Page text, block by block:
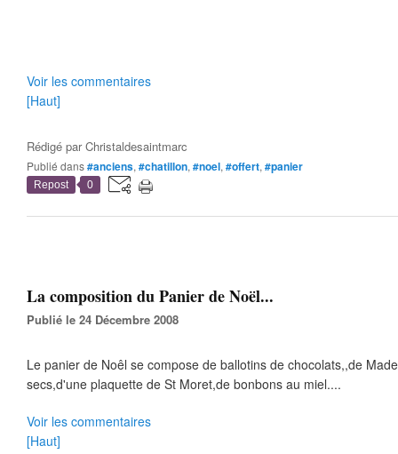
Voir les commentaires
[Haut]
Rédigé parChristaldesaintmarc
Publié dans#anciens, #chatillon, #noel, #offert, #panier
Repost 0
La composition du Panier de Noël...
Publié le 24 Décembre 2008
Le panier de Noêl se compose de ballotins de chocolats,,de
secs,d'une plaquette de St Moret,de bonbons au miel....
Voir les commentaires
[Haut]